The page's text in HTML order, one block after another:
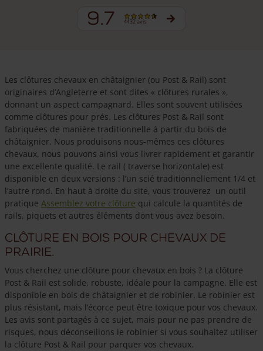
9.7 4432 avis
Les clôtures chevaux en châtaignier (ou Post & Rail) sont
originaires d’Angleterre et sont dites « clôtures rurales »,
donnant un aspect campagnard. Elles sont souvent utilisées
comme clôtures pour prés. Les clôtures Post & Rail sont
fabriquées de manière traditionnelle à partir du bois de
châtaignier. Nous produisons nous-mêmes ces clôtures
chevaux, nous pouvons ainsi vous livrer rapidement et garantir
une excellente qualité. Le rail ( traverse horizontale) est
disponible en deux versions : l’un scié traditionnellement 1/4 et
l’autre rond. En haut à droite du site, vous trouverez un outil
pratique Assemblez votre clôture qui calcule la quantités de
rails, piquets et autres éléments dont vous avez besoin.
Clôture en bois pour chevaux de
prairie.
Vous cherchez une clôture pour chevaux en bois ? La clôture
Post & Rail est solide, robuste, idéale pour la campagne. Elle est
disponible en bois de châtaignier et de robinier. Le robinier est
plus résistant, mais l’écorce peut être toxique pour vos chevaux.
Les avis sont partagés à ce sujet, mais pour ne pas prendre de
risques, nous déconseillons le robinier si vous souhaitez utiliser
la clôture Post & Rail pour parquer vos chevaux.